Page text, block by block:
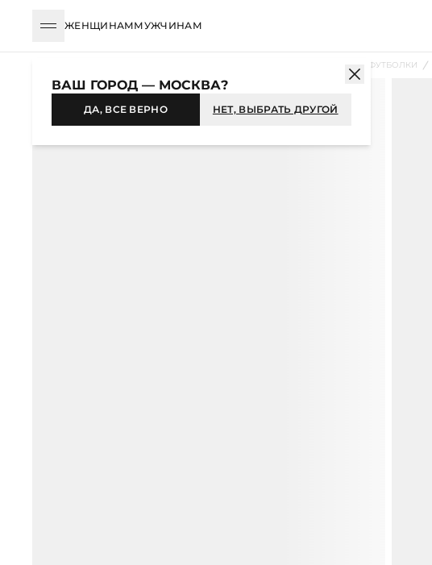
ЖЕНЩИНАММУЖЧИНАМ
ФУТБОЛКИ
ВАШ ГОРОД — МОСКВА?
ДА, ВСЕ ВЕРНО НЕТ, ВЫБРАТЬ ДРУГОЙ